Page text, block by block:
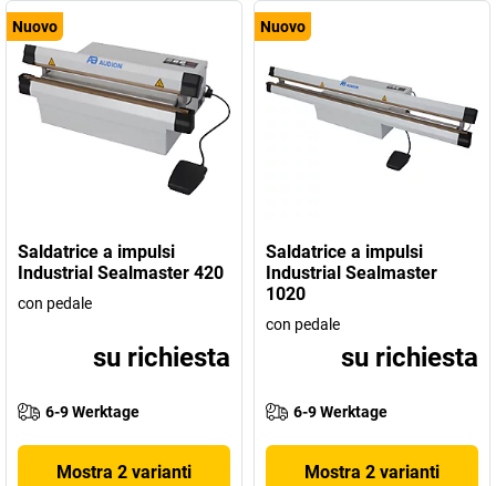
Nuovo
Saldatrice a impulsi
Industrial Sealmaster 420
con pedale
su richiesta
6-9 Werktage
Mostra 2 varianti
Nuovo
Saldatrice a impulsi
Industrial Sealmaster
1020
con pedale
su richiesta
6-9 Werktage
Mostra 2 varianti